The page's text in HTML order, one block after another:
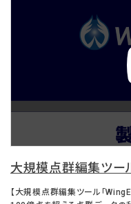
大規模点群編集ツー
【大規模点群編集ツール「